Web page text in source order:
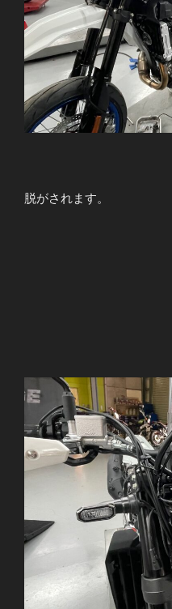
脱がされます。